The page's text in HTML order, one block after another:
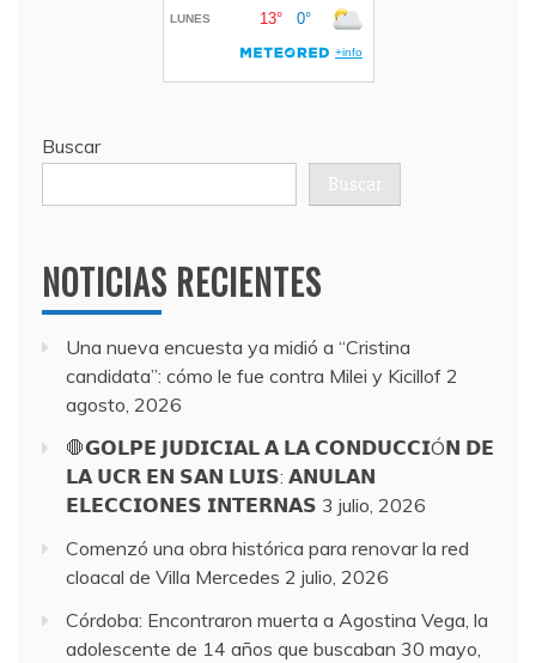
Buscar
Buscar
NOTICIAS RECIENTES
Una nueva encuesta ya midió a “Cristina
candidata”: cómo le fue contra Milei y Kicillof 2
agosto, 2026
🛑𝗚𝗢𝗟𝗣𝗘 𝗝𝗨𝗗𝗜𝗖𝗜𝗔𝗟 𝗔 𝗟𝗔 𝗖𝗢𝗡𝗗𝗨𝗖𝗖𝗜Ó𝗡 𝗗𝗘
𝗟𝗔 𝗨𝗖𝗥 𝗘𝗡 𝗦𝗔𝗡 𝗟𝗨𝗜𝗦: 𝗔𝗡𝗨𝗟𝗔𝗡
𝗘𝗟𝗘𝗖𝗖𝗜𝗢𝗡𝗘𝗦 𝗜𝗡𝗧𝗘𝗥𝗡𝗔𝗦 3 julio, 2026
Comenzó una obra histórica para renovar la red
cloacal de Villa Mercedes 2 julio, 2026
Córdoba: Encontraron muerta a Agostina Vega, la
adolescente de 14 años que buscaban 30 mayo,